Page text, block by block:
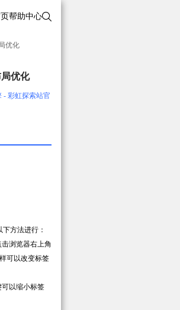
帮助中心
优化
优化
- 彩虹探索站官
方法进行：
浏览器右上角
可以改变标签
以缩小标签